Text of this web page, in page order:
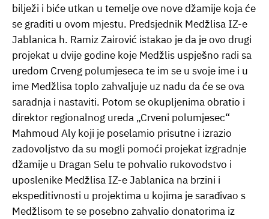
bilježi i biće utkan u temelje ove nove džamije koja će
se graditi u ovom mjestu. Predsjednik Medžlisa IZ-e
Jablanica h. Ramiz Zairović istakao je da je ovo drugi
projekat u dvije godine koje Medžlis uspješno radi sa
uredom Crveng polumjeseca te im se u svoje ime i u
ime Medžlisa toplo zahvaljuje uz nadu da će se ova
saradnja i nastaviti. Potom se okupljenima obratio i
direktor regionalnog ureda „Crveni polumjesec“
Mahmoud Aly koji je poselamio prisutne i izrazio
zadovoljstvo da su mogli pomoći projekat izgradnje
džamije u Dragan Selu te pohvalio rukovodstvo i
uposlenike Medžlisa IZ-e Jablanica na brzini i
ekspeditivnosti u projektima u kojima je sarađivao s
Medžlisom te se posebno zahvalio donatorima iz